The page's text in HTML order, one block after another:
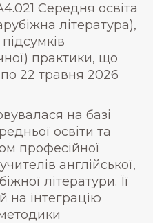
Середня освіта
література),
практики, що
22 травня 2026
на базі
освіти та
професійної
англійської,
літератури. Її
на інтеграцію